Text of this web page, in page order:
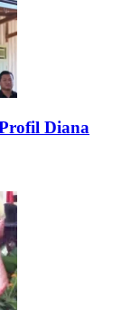
Diana